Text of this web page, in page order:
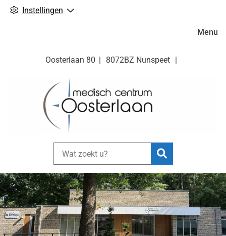
Instellingen
Oosterlaan 80 8072BZ Nunspeet
Zoeken
Menu